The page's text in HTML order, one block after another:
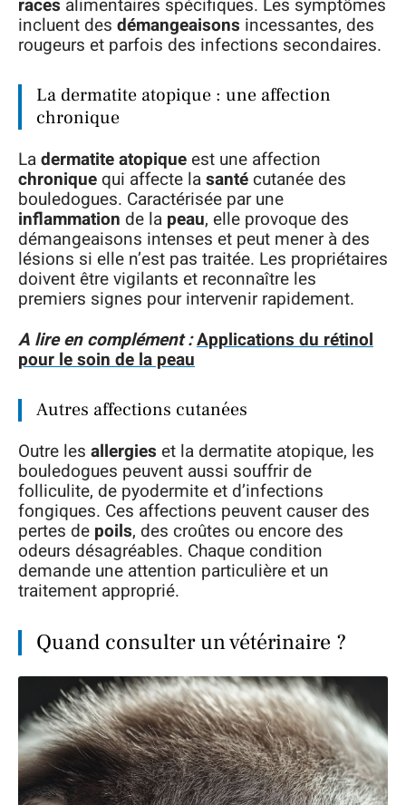
incluent des démangeaisons incessantes, des
rougeurs et parfois des infections secondaires.
La dermatite atopique : une affection
chronique
Ladermatite atopiqueest une affection
chronique qui affecte lasantécutanée des
bouledogues. Caractérisée par une
inflammation de la peau, elle provoque des
démangeaisons intenses et peut mener à des
lésions si elle n’est pas traitée. Les propriétaires
doivent être vigilants et reconnaître les
premiers signes pour intervenir rapidement.
A lire en complément :Applications du rétinol
pour le soin de la peau
Autres affections cutanées
Outre les allergies et la dermatite atopique, les
bouledogues peuvent aussi souffrir de
folliculite, de pyodermite et d’infections
fongiques. Ces affections peuvent causer des
pertes de poils, des croûtes ou encore des
odeurs désagréables. Chaque condition
demande une attention particulière et un
traitement approprié.
Quand consulter un vétérinaire ?